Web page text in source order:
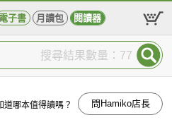
電子書 月讀包 閱讀器
搜尋結果數量：77
道哪本值得讀嗎？ 問Hamiko店長